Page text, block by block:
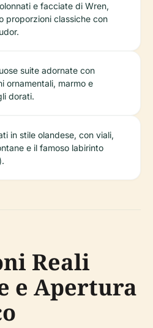
e facciate di Wren,
proporzioni classiche con
suite adornate con
ornamentali, marmo e
dorati.
in stile olandese, con viali,
e il famoso labirinto
Reali
e Apertura